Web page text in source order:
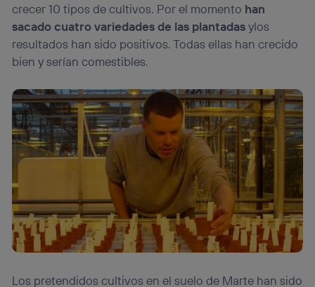
crecer 10 tipos de cultivos. Por el momento han
sacado cuatro variedades de las plantadasylos
resultados han sido positivos. Todas ellas han crecido
bien y serían comestibles.
Los pretendidos cultivos en el suelo de Marte han sido